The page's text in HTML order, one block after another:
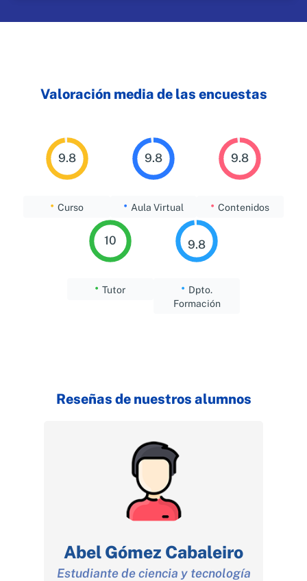
Valoración media de las encuestas
•Curso
9.8
• Aula Virtual
9.8
•Contenidos
9.8
•Tutor
10
• Dpto.
Formación
9.8
Reseñas de nuestros alumnos
Abel Gómez Cabaleiro
Estudiante de ciencia y tecnología